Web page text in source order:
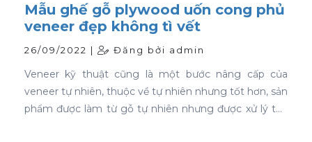
Mẫu ghế gỗ plywood uốn cong phủ
veneer đẹp không tì vết
26/09/2022 | Đăng bởi admin
Veneer kỹ thuật cũng là một bước nâng cấp của
veneer tự nhiên, thuộc về tự nhiên nhưng tốt hơn, sản
phẩm được làm từ gỗ tự nhiên nhưng được xử lý tạo